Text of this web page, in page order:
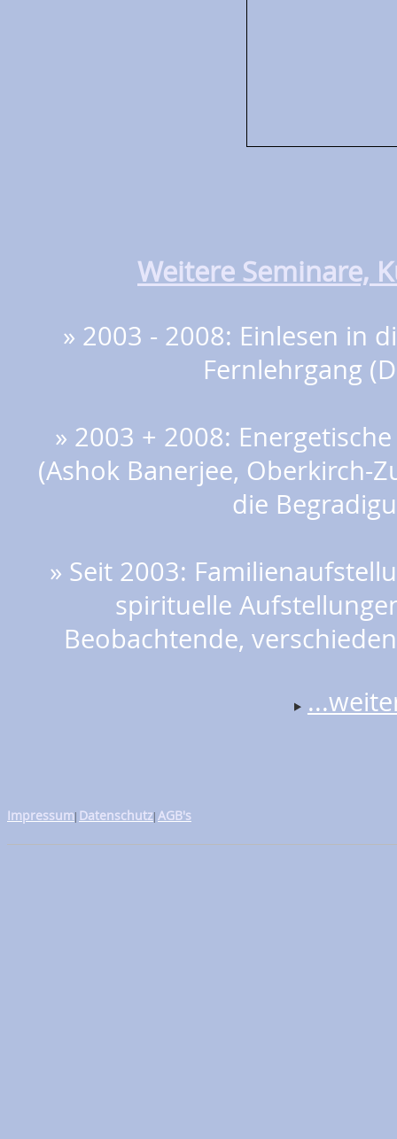
Weitere Seminare,
» 2003 - 2008: Einlesen in
Fernlehrgang
» 2003 + 2008:
(Ashok Banerjee, Oberkirch-
die
» Seit 2003:
spirituelle
Beobachtende,
Impressum| Datenschutz| AGB's